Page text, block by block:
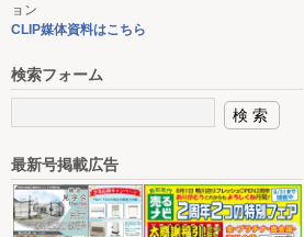
ョン
CLIP媒体資料はこちら
検索フォーム
最新号掲載広告